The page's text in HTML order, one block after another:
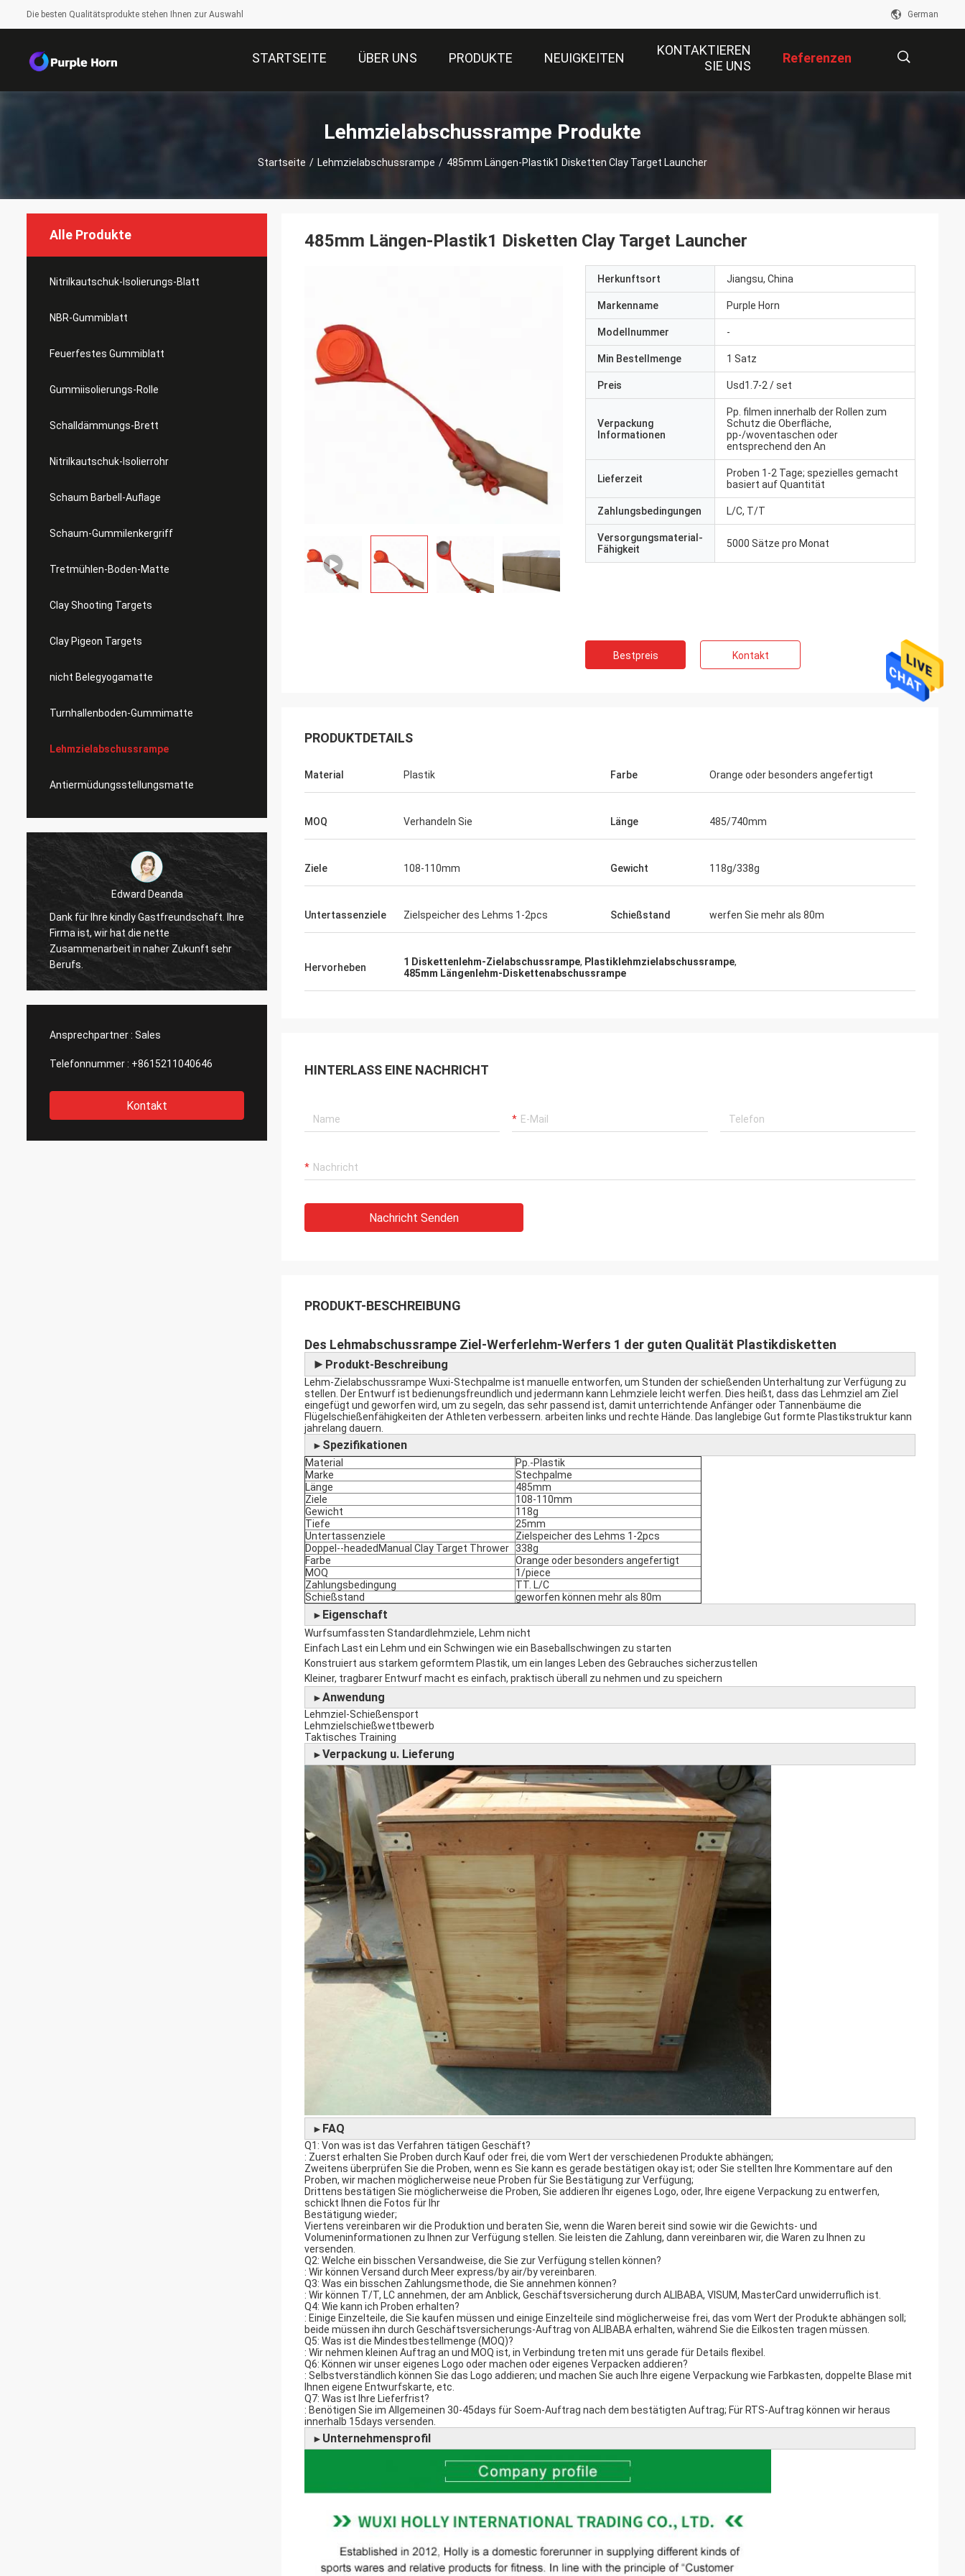
Die besten Qualitätsprodukte stehen Ihnen zur Auswahl German
STARTSEITE ÜBER UNS PRODUKTE NEUIGKEITEN
KONTAKTIEREN
SIE UNS
Referenzen
Lehmzielabschussrampe Produkte
Startseite / Lehmzielabschussrampe / 485mm Längen-Plastik1 Disketten Clay Target Launcher
Alle Produkte
Nitrilkautschuk-Isolierungs-Blatt
NBR-Gummiblatt
Feuerfestes Gummiblatt
Gummiisolierungs-Rolle
Schalldämmungs-Brett
Nitrilkautschuk-Isolierrohr
Schaum Barbell-Auflage
Schaum-Gummilenkergriff
Tretmühlen-Boden-Matte
Clay Shooting Targets
Clay Pigeon Targets
nicht Belegyogamatte
Turnhallenboden-Gummimatte
Lehmzielabschussrampe
Antiermüdungsstellungsmatte
Edward Deanda
Dank für Ihre kindly Gastfreundschaft. Ihre
Firma ist, wir hat die nette
Zusammenarbeit in naher Zukunft sehr
Berufs.
Dank für Ihre kindly Gastfreundschaft. Ihre
Firma ist, wir hat die nette
Berufs.
Ansprechpartner : Sales
Telefonnummer : +8615211040646
Kontakt
485mm Längen-Plastik1 Disketten Clay Target Launcher
Herkunftsort Jiangsu, China
Markenname Purple Horn
Modellnummer -
Min Bestellmenge 1 Satz
Preis Usd1.7-2 / set
Verpackung
Informationen
Pp. filmen innerhalb der Rollen zum
Schutz die Oberfläche,
pp-/woventaschen oder
entsprechend den An
Lieferzeit
Proben 1-2 Tage; spezielles gemacht
basiert auf Quantität
Zahlungsbedingungen L/C, T/T
Versorgungsmaterial-
Fähigkeit
5000 Sätze pro Monat
Bestpreis Kontakt
PRODUKTDETAILS
Material Plastik Farbe Orange oder besonders angefertigt
MOQ Verhandeln Sie Länge 485/740mm
Ziele 108-110mm Gewicht 118g/338g
Untertassenziele Zielspeicher des Lehms 1-2pcs Schießstand werfen Sie mehr als 80m
Hervorheben 1 Diskettenlehm-Zielabschussrampe, Plastiklehmzielabschussrampe,
485mm Längenlehm-Diskettenabschussrampe
HINTERLASS EINE NACHRICHT
Nachricht Senden
PRODUKT-BESCHREIBUNG
Des Lehmabschussrampe Ziel-Werferlehm-Werfers 1 der guten Qualität Plastikdisketten
► Produkt-Beschreibung
Lehm-Zielabschussrampe Wuxi-Stechpalme ist manuelle entworfen, um Stunden der schießenden Unterhaltung zur Verfügung zu
stellen. Der Entwurf ist bedienungsfreundlich und jedermann kann Lehmziele leicht werfen. Dies heißt, dass das Lehmziel am Ziel
eingefügt und geworfen wird, um zu segeln, das sehr passend ist, damit unterrichtende Anfänger oder Tannenbäume die
Flügelschießenfähigkeiten der Athleten verbessern. arbeiten links und rechte Hände. Das langlebige Gut formte Plastikstruktur kann
jahrelang dauern.
► Spezifikationen
Material
Pp.-Plastik
Marke
Stechpalme
Länge
485mm
Ziele
108-110mm
Gewicht
118g
Tiefe
25mm
Untertassenziele
Zielspeicher des Lehms 1-2pcs
Doppel--headedManual Clay Target Thrower 338g
Farbe
Orange oder besonders angefertigt
MOQ
1/piece
Zahlungsbedingung
TT. L/C
Schießstand
geworfen können mehr als 80m
► Eigenschaft
Wurfsumfassten Standardlehmziele, Lehm nicht
Einfach Last ein Lehm und ein Schwingen wie ein Baseballschwingen zu starten
Konstruiert aus starkem geformtem Plastik, um ein langes Leben des Gebrauches sicherzustellen
Kleiner, tragbarer Entwurf macht es einfach, praktisch überall zu nehmen und zu speichern
►Anwendung
Lehmziel-Schießensport
Lehmzielschießwettbewerb
Taktisches Training
►Verpackung u. Lieferung
► FAQ
Q1: Von was ist das Verfahren tätigen Geschäft?
: Zuerst erhalten Sie Proben durch Kauf oder frei, die vom Wert der verschiedenen Produkte abhängen;
Zweitens überprüfen Sie die Proben, wenn es Sie kann es gerade bestätigen okay ist; oder Sie stellten Ihre Kommentare auf den
Proben, wir machen möglicherweise neue Proben für Sie Bestätigung zur Verfügung;
Drittens bestätigen Sie möglicherweise die Proben, Sie addieren Ihr eigenes Logo, oder, Ihre eigene Verpackung zu entwerfen,
schickt Ihnen die Fotos für Ihr
Bestätigung wieder;
Viertens vereinbaren wir die Produktion und beraten Sie, wenn die Waren bereit sind sowie wir die Gewichts- und
Volumeninformationen zu Ihnen zur Verfügung stellen. Sie leisten die Zahlung, dann vereinbaren wir, die Waren zu Ihnen zu
versenden.
Q2: Welche ein bisschen Versandweise, die Sie zur Verfügung stellen können?
: Wir können Versand durch Meer express/by air/by vereinbaren.
Q3: Was ein bisschen Zahlungsmethode, die Sie annehmen können?
: Wir können T/T, LC annehmen, der am Anblick, Geschäftsversicherung durch ALIBABA, VISUM, MasterCard unwiderruflich ist.
Q4: Wie kann ich Proben erhalten?
: Einige Einzelteile, die Sie kaufen müssen und einige Einzelteile sind möglicherweise frei, das vom Wert der Produkte abhängen soll;
beide müssen ihn durch Geschäftsversicherungs-Auftrag von ALIBABA erhalten, während Sie die Eilkosten tragen müssen.
Q5: Was ist die Mindestbestellmenge (MOQ)?
: Wir nehmen kleinen Auftrag an und MOQ ist, in Verbindung treten mit uns gerade für Details flexibel.
Q6: Können wir unser eigenes Logo oder machen oder eigenes Verpacken addieren?
: Selbstverständlich können Sie das Logo addieren; und machen Sie auch Ihre eigene Verpackung wie Farbkasten, doppelte Blase mit
Ihnen eigene Entwurfskarte, etc.
Q7: Was ist Ihre Lieferfrist?
: Benötigen Sie im Allgemeinen 30-45days für Soem-Auftrag nach dem bestätigten Auftrag; Für RTS-Auftrag können wir heraus
innerhalb 15days versenden.
► Unternehmensprofil